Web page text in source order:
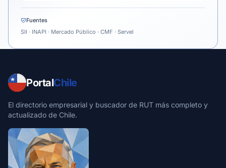
Fuentes
SII · INAPI · Mercado Público · CMF · Servel
PortalChile
El directorio empresarial y buscador de RUT más completo y
actualizado de Chile.